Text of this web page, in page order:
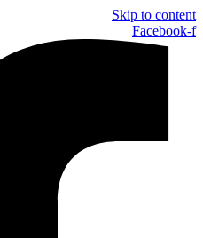
Skip to content
Facebook-f